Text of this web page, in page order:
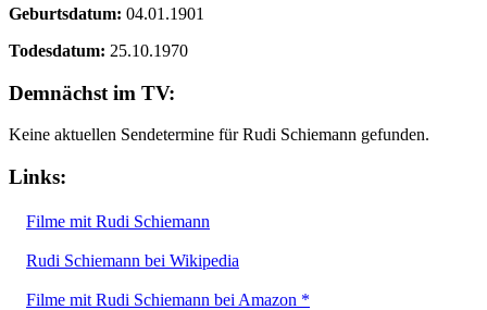
Geburtsdatum: 04.01.1901
Todesdatum: 25.10.1970
Demnächst im TV:
Keine aktuellen Sendetermine für Rudi Schiemann gefunden.
Links:
Filme mit Rudi Schiemann
Rudi Schiemann bei Wikipedia
Filme mit Rudi Schiemann bei Amazon *